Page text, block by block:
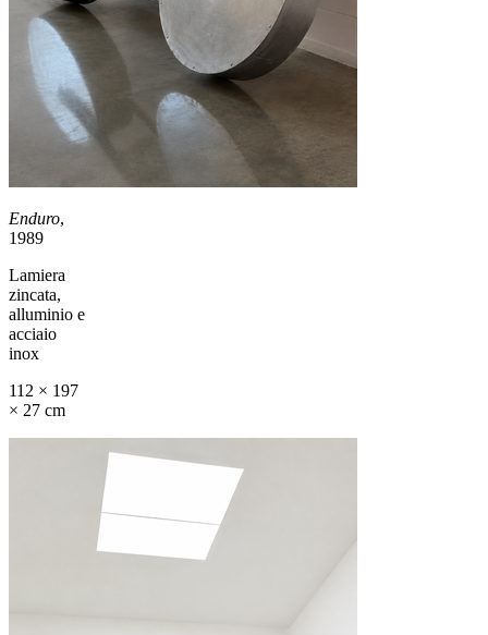
Enduro,
1989
Lamiera
zincata,
alluminio e
acciaio
inox
112 × 197
× 27 cm